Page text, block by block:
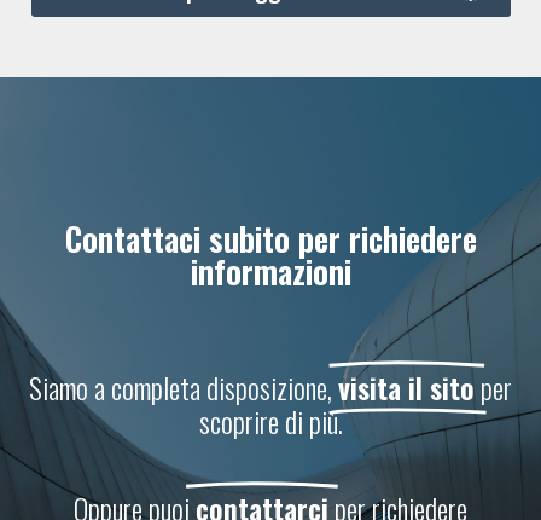
Contattaci subito per richiedere
informazioni
Siamo a completa disposizione,visita il sitoper
scoprire di più.
Oppure puoicontattarciper richiedere